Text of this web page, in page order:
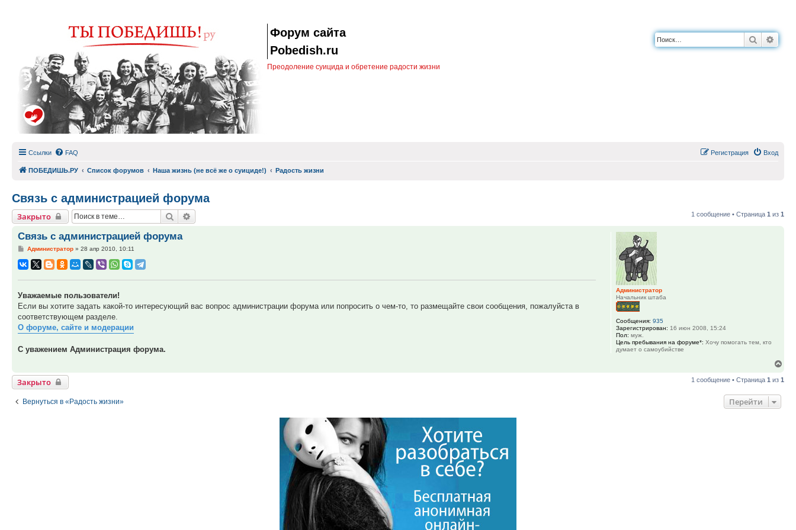
Форум сайта
Pobedish.ru
Преодоление суицида и обретение радости жизни
Поиск
Ссылки FAQ Вход
Регистрация
ПОБЕДИШЬ.РУ Список форумов Наша жизнь (не всё же о суициде!) Радость жизни
Связь с администрацией форума
Закрыто Поиск 1 сообщение • Страница 1 из 1
Администратор
Начальник штаба
Сообщения: 935
Зарегистрирован: 16 июн 2008, 15:24
Пол: муж.
Цель пребывания на форуме*: Хочу помогать тем, кто
думает о самоубийстве
Связь с администрацией форума
Сообщение
Администратор» 28 апр 2010, 10:11
Уважаемые пользователи!
Если вы хотите задать какой-то интересующий вас вопрос администрации форума или попросить о чем-то, то размещайте свои сообщения, пожалуйста в
соответствующем разделе.
О форуме, сайте и модерации
С уважением Администрация форума.
Закрыто 1 сообщение • Страница 1 из 1
Вернуться в «Радость жизни» Перейти